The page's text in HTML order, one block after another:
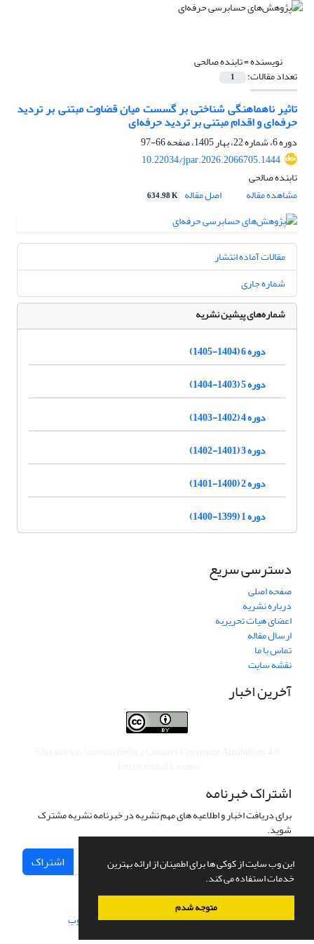
این وب سایت از کوکی ها برای اطمینان از ارائه بهترین
خدمات استفاده می کند.
متوجه شدم
نویسنده =تابنده صالحی
تعداد مقالات: 1
تاثیر ناهماهنگی شناختی بر گسست میان قضاوت مبتنی بر تردید
حرفه‌ای و اقدام مبتنی بر تردید حرفه‌ای
دوره 6، شماره 22، بهار 1405، صفحه
66-97
10.22034/jpar.2026.2066705.1444
تابنده صالحی
مشاهده مقاله
اصل مقاله 634.98 K
مقالات آماده انتشار
شماره جاری
شماره‌های پیشین نشریه
دوره 6 (1404-1405)
دوره 5 (1403-1404)
دوره 4 (1402-1403)
دوره 3 (1401-1402)
دوره 2 (1400-1401)
دوره 1 (1399-1400)
دسترسی سریع
صفحه اصلی
درباره نشریه
اعضای هیات تحریریه
ارسال مقاله
تماس با ما
نقشه سایت
آخرین اخبار
اشتراک خبرنامه
برای دریافت اخبار و اطلاعیه های مهم نشریه در خبرنامه نشریه مشترک
شوید.
اشتراک
سامانه مدیریت نشریات علمی.طراحی و پیاده سازی از سیناوب